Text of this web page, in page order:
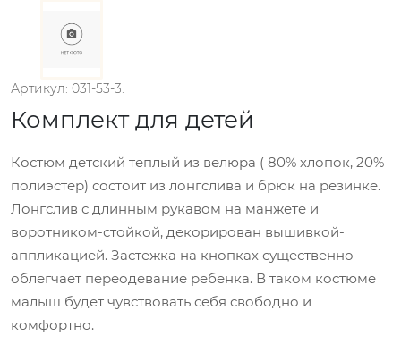
Артикул: 031-53-3.
Комплект для детей
Костюм детский теплый из велюра ( 80% хлопок, 20%
полиэстер) состоит из лонгслива и брюк на резинке.
Лонгслив с длинным рукавом на манжете и
воротником-стойкой, декорирован вышивкой-
аппликацией. Застежка на кнопках существенно
облегчает переодевание ребенка. В таком костюме
малыш будет чувствовать себя свободно и
комфортно.